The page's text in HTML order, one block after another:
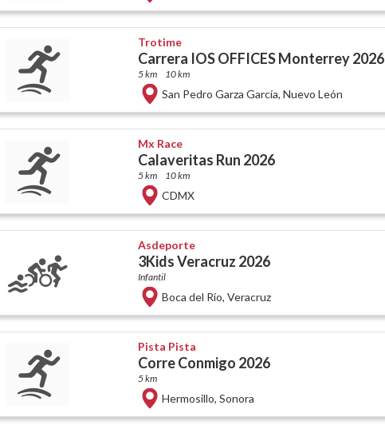
Trotime
Carrera IOS OFFICES Monterrey 2026
5 km 10 km
San Pedro Garza García, Nuevo León
Mx Race
Calaveritas Run 2026
5 km 10 km
CDMX
Asdeporte
3Kids Veracruz 2026
Infantil
Boca del Río, Veracruz
Pista Pista
Corre Conmigo 2026
5 km
Hermosillo, Sonora